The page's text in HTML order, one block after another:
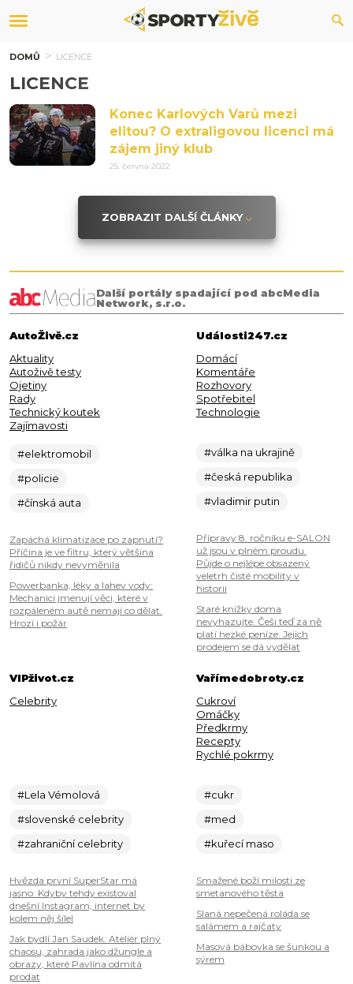
DOMŮ LICENCE
LICENCE
Konec Karlových Varů mezi
elitou? O extraligovou licenci má
zájem jiný klub
25. června 2022
ZOBRAZIT DALŠÍ ČLÁNKY
Další portály spadající pod abcMedia
Network, s.r.o.
AutoŽivě.cz
Aktuality
Autoživě testy
Ojetiny
Rady
Technický koutek
Zajímavosti
#elektromobil
#policie
#čínská auta
Zapáchá klimatizace po zapnutí?
Příčina je ve filtru, který většina
řidičů nikdy nevyměnila
Powerbanka, léky a lahev vody:
Mechanici jmenují věci, které v
rozpáleném autě nemají co dělat.
Hrozí i požár
Události247.cz
Domácí
Komentáře
Rozhovory
Spotřebitel
Technologie
#válka na ukrajině
#česká republika
#vladimir putin
Přípravy 8. ročníku e-SALON
už jsou v plném proudu.
Půjde o nejlépe obsazený
veletrh čisté mobility v
historii
Staré knížky doma
nevyhazujte. Češi teď za ně
platí hezké peníze. Jejich
prodejem se dá vydělat
VIPživot.cz
Celebrity
#Lela Vémolová
#slovenské celebrity
#zahraniční celebrity
Hvězda první SuperStar má
jasno: Kdyby tehdy existoval
dnešní Instagram, internet by
kolem něj šílel
Jak bydlí Jan Saudek: Ateliér plný
chaosu, zahrada jako džungle a
obrazy, které Pavlína odmítá
prodat
Vařímedobroty.cz
Cukroví
Omáčky
Předkrmy
Recepty
Rychlé pokrmy
#cukr
#med
#kuřecí maso
Smažené boží milosti ze
smetanového těsta
Slaná nepečená roláda se
salámem a rajčaty
Masová bábovka se šunkou a
sýrem